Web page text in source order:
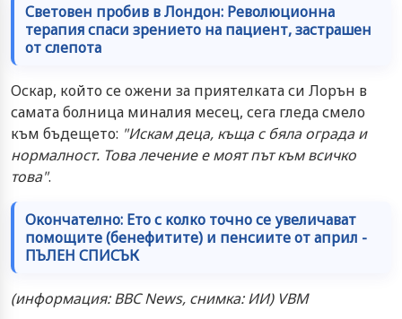
Световен пробив в Лондон: Революционна
терапия спаси зрението на пациент, застрашен
от слепота
Оскар, който се ожени за приятелката си Лорън в
самата болница миналия месец, сега гледа смело
към бъдещето: "Искам деца, къща с бяла ограда и
нормалност. Това лечение е моят път към всичко
това".
Окончателно: Ето с колко точно се увеличават
помощите (бенефитите) и пенсиите от април -
ПЪЛЕН СПИСЪК
(информация: BBC News, снимка: ИИ) VBM